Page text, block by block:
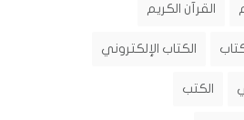
القرآن الكريم
الكتاب الإلكتروني
الكتب